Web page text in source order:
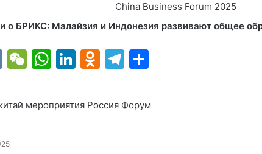
China Business Forum 2025
о БРИКС: Малайзия и Индонезия развивают общее
V
W
C
h
W
at
s
Li
k
O
n
o
T
e
gr
п
мероприятия Россия Форум